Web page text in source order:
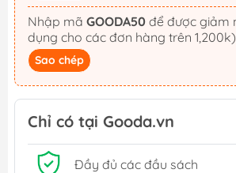
Nhập mã GOODA50
dụng cho các đơn hàng trên 1,200k)
Sao chép
Chỉ có tại Gooda.vn
Đầy đủ các đầu sách